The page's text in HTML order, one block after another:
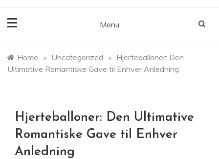
Menu
Home » Uncategorized » Hjerteballoner: Den
Ultimative Romantiske Gave til Enhver Anledning
Hjerteballoner: Den Ultimative
Romantiske Gave til Enhver
Anledning